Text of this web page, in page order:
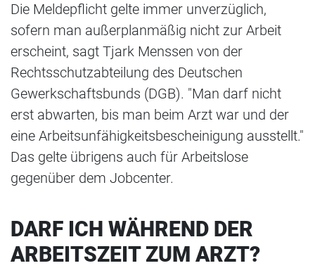
Die Meldepflicht gelte immer unverzüglich,
sofern man außerplanmäßig nicht zur Arbeit
erscheint, sagt Tjark Menssen von der
Rechtsschutzabteilung des Deutschen
Gewerkschaftsbunds (DGB). "Man darf nicht
erst abwarten, bis man beim Arzt war und der
eine Arbeitsunfähigkeitsbescheinigung ausstellt."
Das gelte übrigens auch für Arbeitslose
gegenüber dem Jobcenter.
DARF ICH WÄHREND DER
ARBEITSZEIT ZUM ARZT?